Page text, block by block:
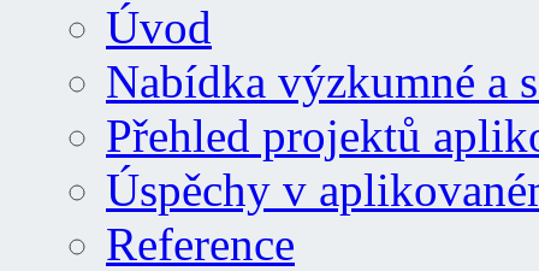
Úvod
Nabídka výzkumné a
Přehled projektů
Úspěchy v
Reference